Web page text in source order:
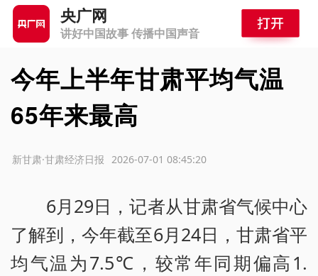
央广网
讲好中国故事 传播中国声音
今年上半年甘肃平均气温
65年来最高
2026-07-01 08:45:20
新甘肃·甘肃经济日报
6月29日，记者从甘肃省气候中心
了解到，今年截至6月24日，甘肃省平
均气温为7.5℃，较常年同期偏高1.